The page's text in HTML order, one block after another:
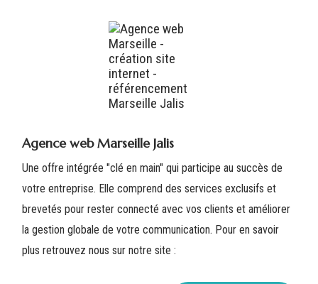
Agence web Marseille Jalis
Une offre intégrée "clé en main" qui participe au succès de
votre entreprise. Elle comprend des services exclusifs et
brevetés pour rester connecté avec vos clients et améliorer
la gestion globale de votre communication. Pour en savoir
plus retrouvez nous sur notre site :